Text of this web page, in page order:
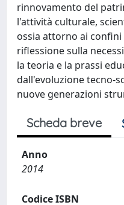
rinnovamento del
l'attività culturale,
ossia attorno ai
riflessione sulla
la teoria e la prassi
dall'evoluzione tecno-
nuove generazioni
Scheda breve
Anno
2014
Codice ISBN